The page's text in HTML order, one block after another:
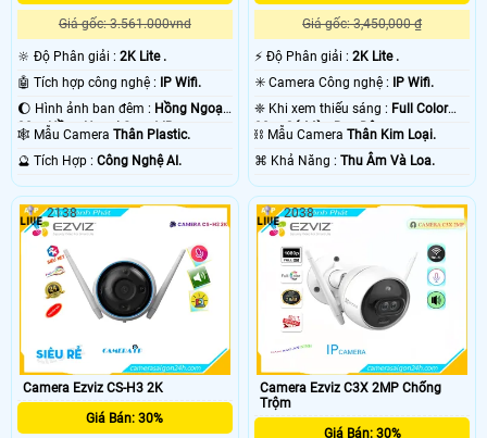
Giá gốc: 3.561.000vnd
🔆 Độ Phân giải : 2K Lite .
🤖️ Tích hợp công nghệ :
IP Wifi.
🌔 Hình ảnh ban đêm : Hồng Ngoại
30m Hồng Ngoại Smart IR.
🕸️ Mẫu Camera Thân Plastic.
️🔮 Tích Hợp : Công Nghệ AI.
Giá gốc: 3,450,000 ₫
️⚡ Độ Phân giải :2K Lite .
✳️ Camera Công nghệ :
IP Wifi.
❈ Khi xem thiếu sáng : Full Color
30m Có Màu Ban Đêm.
⛓ Mẫu CameraThân Kim Loại.
️⌘ Khả Năng :Thu Âm Và Loa.
Camera Ezviz CS-H3 2K
Giá Bán: 30%
2138
Camera Ezviz C3X 2MP Chống
Trộm
Giá Bán: 30%
2038